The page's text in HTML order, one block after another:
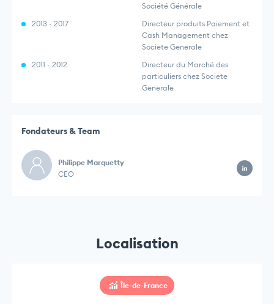
Société Générale
2013 - 2017
Directeur produits Paiement et
Cash Management chez
Societe Generale
2011 - 2012
Directeur du Marché des
particuliers chez Societe
Generale
Fondateurs & Team
Philippe Marquetty
CEO
Localisation
Île-de-France